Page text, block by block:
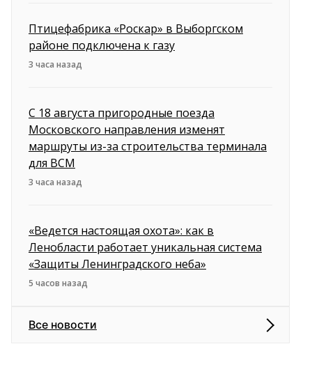
Птицефабрика «Роскар» в Выборгском
районе подключена к газу
3 часа назад
С 18 августа пригородные поезда
Московского направления изменят
маршруты из-за строительства терминала
для ВСМ
3 часа назад
«Ведется настоящая охота»: как в
Ленобласти работает уникальная система
«Защиты Ленинградского неба»
5 часов назад
Все новости